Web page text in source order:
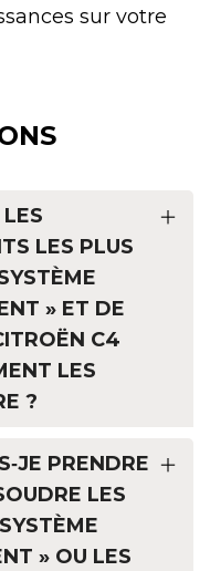
sur votre
LES PLUS
» ET DE
C4
LES
?
PRENDRE
LES
» OU LES